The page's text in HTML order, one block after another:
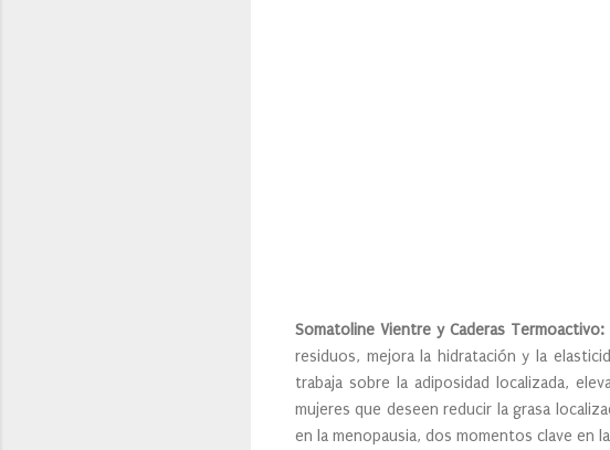
Somatoline Vientre y Caderas Termoactivo:
residuos, mejora la hidratación y la
trabaja sobre la adiposidad localizada,
mujeres que deseen reducir la grasa
en la menopausia, dos momentos clave en